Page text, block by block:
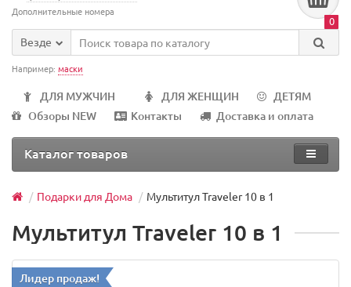
Дополнительные номера
0
Везде
Например: маски
ДЛЯ МУЖЧИН ДЛЯ ЖЕНЩИН
ДЕТЯМ
Обзоры NEW
Контакты Доставка и оплата
Каталог товаров
Подарки для Дома Мультитул Traveler 10 в 1
Мультитул Traveler 10 в 1
Лидер продаж!